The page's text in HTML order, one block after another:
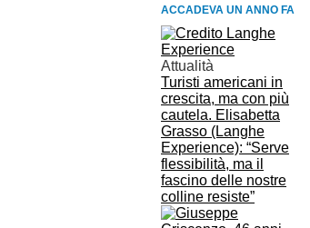
ACCADEVA UN ANNO FA
Attualità
Turisti americani in
crescita, ma con più
cautela. Elisabetta
Grasso (Langhe
Experience): “Serve
flessibilità, ma il
fascino delle nostre
colline resiste”